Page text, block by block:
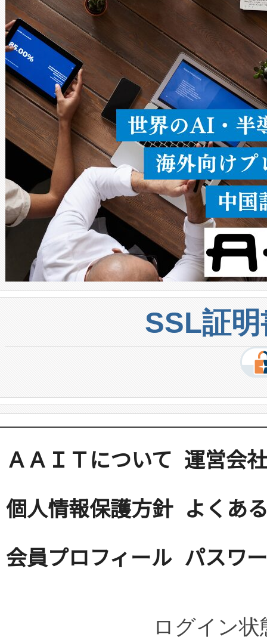
× 80°のノーマルモード、長
ードを切り替えて使用するこ
ることなく、単一のデバイス
うにします。遠距離まで届く
密度なスキャ […]
SSL証
ＡＡＩＴについて 運営会社
個人情報保護方針 よくあ
会員プロフィール パスワ
ログイン